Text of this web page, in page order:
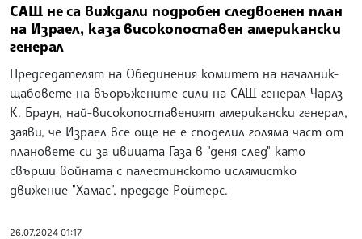
САЩ не са виждали подробен следвоенен план
на Израел, каза високопоставен американски
генерал
Председателят на Обединения комитет на началник-
щабовете на въоръжените сили на САЩ генерал Чарлз
К. Браун, най-високопоставеният американски генерал,
заяви, че Израел все още не е споделил голяма част от
плановете си за ивицата Газа в "деня след" като
свърши войната с палестинското ислямистко
движение "Хамас", предаде Ройтерс.
26.07.2024 01:17